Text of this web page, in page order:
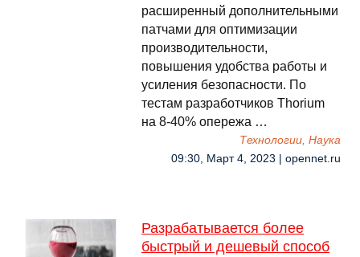
расширенный дополнительными
патчами для оптимизации
производительности,
повышения удобства работы и
усиления безопасности. По
тестам разработчиков Thorium
на 8-40% опережа …
Технологии, Наука
09:30, Март 4, 2023 | opennet.ru
Разрабатывается более
быстрый и дешевый способ